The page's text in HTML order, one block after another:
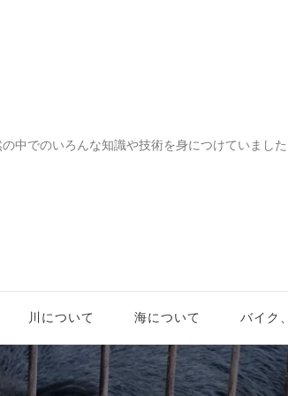
中でのいろんな知識や技術を身につけていまし
川について 海について バイク